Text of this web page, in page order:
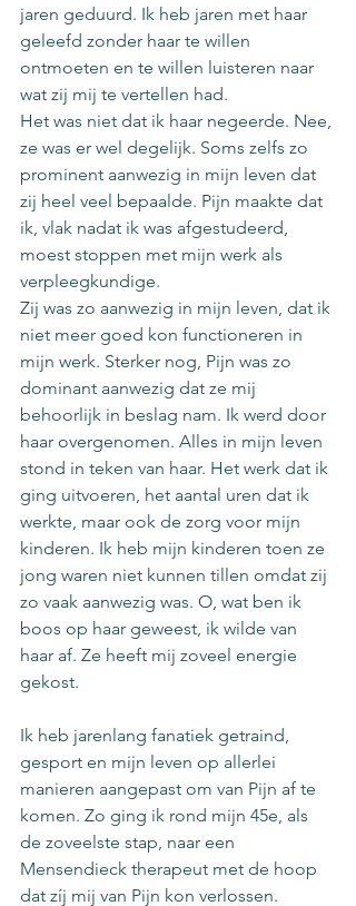
jaren geduurd. Ik heb jaren met haar
geleefd zonder haar te willen
ontmoeten en te willen luisteren naar
wat zij mij te vertellen had.
Het was niet dat ik haar negeerde. Nee,
ze was er wel degelijk. Soms zelfs zo
prominent aanwezig in mijn leven dat
zij heel veel bepaalde. Pijn maakte dat
ik, vlak nadat ik was afgestudeerd,
moest stoppen met mijn werk als
verpleegkundige.
Zij was zo aanwezig in mijn leven, dat ik
niet meer goed kon functioneren in
mijn werk. Sterker nog, Pijn was zo
dominant aanwezig dat ze mij
behoorlijk in beslag nam. Ik werd door
haar overgenomen. Alles in mijn leven
stond in teken van haar. Het werk dat ik
ging uitvoeren, het aantal uren dat ik
werkte, maar ook de zorg voor mijn
kinderen. Ik heb mijn kinderen toen ze
jong waren niet kunnen tillen omdat zij
zo vaak aanwezig was. O, wat ben ik
boos op haar geweest, ik wilde van
haar af. Ze heeft mij zoveel energie
gekost.
Ik heb jarenlang fanatiek getraind,
gesport en mijn leven op allerlei
manieren aangepast om van Pijn af te
komen. Zo ging ik rond mijn 45e, als
de zoveelste stap, naar een
Mensendieck therapeut met de hoop
dat zíj mij van Pijn kon verlossen.